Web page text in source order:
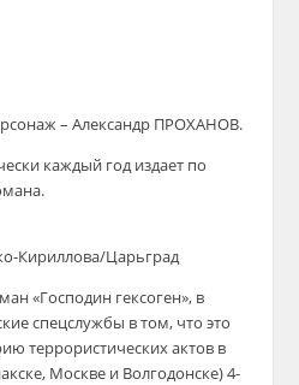
– Александр ПРОХАНОВ.
каждый год издает по
Кириллова/Царьград
«Господин гексоген», в
спецслужбы в том, что это
террористических актов в
Москве и Волгодонске) 4-